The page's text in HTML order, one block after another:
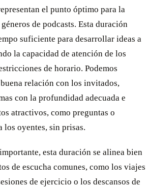
el punto óptimo para la
de podcasts. Esta duración
suficiente para desarrollar ideas a
la capacidad de atención de los
de horario. Podemos
relación con los invitados,
con la profundidad adecuada e
atractivos, como preguntas o
los oyentes, sin prisas.
esta duración se alinea bien
de escucha comunes, como los viajes
de ejercicio o los descansos de